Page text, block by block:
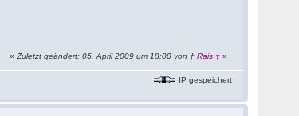
«Zuletzt geändert: 05. April 2009 um 18:00 von † Rais † »
IP gespeichert